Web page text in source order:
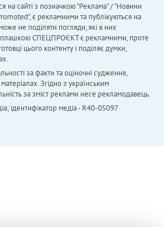
на сайті з позначкою "Реклама" / "Новини
є рекламними та публікуються на
не поділяти погляди, які в них
плашкою СПЕЦПРОЄКТ є рекламними, проте
цього контенту і поділяє думки,
за факти та оціночні судження,
Згідно з українським
за зміст реклами несе рекламодавець.
ідентифікатор медіа - R40-05097